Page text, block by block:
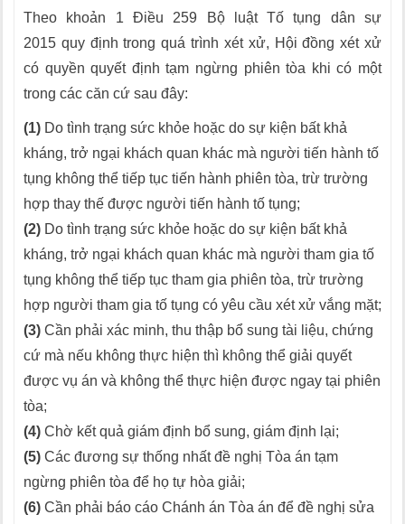
Theo khoản 1 Điều 259 Bộ luật Tố tụng dân sự
2015 quy định trong quá trình xét xử, Hội đồng xét xử
có quyền quyết định tạm ngừng phiên tòa khi có một
trong các căn cứ sau đây:
(1) Do tình trạng sức khỏe hoặc do sự kiện bất khả
kháng, trở ngại khách quan khác mà người tiến hành tố
tụng không thể tiếp tục tiến hành phiên tòa, trừ trường
hợp thay thế được người tiến hành tố tụng;
(2) Do tình trạng sức khỏe hoặc do sự kiện bất khả
kháng, trở ngại khách quan khác mà người tham gia tố
tụng không thể tiếp tục tham gia phiên tòa, trừ trường
hợp người tham gia tố tụng có yêu cầu xét xử vắng mặt;
(3) Cần phải xác minh, thu thập bổ sung tài liệu, chứng
cứ mà nếu không thực hiện thì không thể giải quyết
được vụ án và không thể thực hiện được ngay tại phiên
tòa;
(4) Chờ kết quả giám định bổ sung, giám định lại;
(5) Các đương sự thống nhất đề nghị Tòa án tạm
ngừng phiên tòa để họ tự hòa giải;
(6) Cần phải báo cáo Chánh án Tòa án để đề nghị sửa